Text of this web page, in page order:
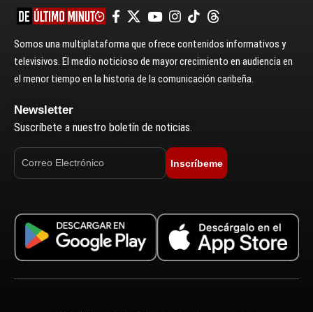
Somos una multiplataforma que ofrece contenidos informativos y
televisivos. El medio noticioso de mayor crecimiento en audiencia en
el menor tiempo en la historia de la comunicación caribeña.
Newsletter
Suscríbete a nuestro boletín de noticias.
Inscríbeme